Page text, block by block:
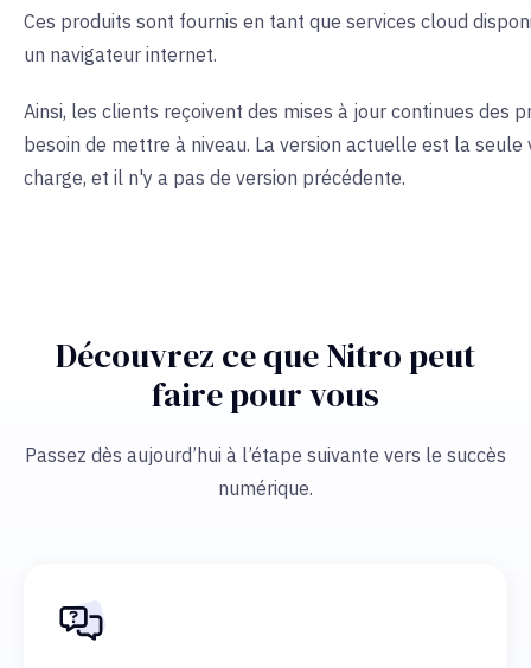
Ces produits sont fournis en tant que services cloud
un navigateur internet.
Ainsi, les clients reçoivent des mises à jour continues des
besoin de mettre à niveau. La version actuelle est la seule
charge, et il n'y a pas de version précédente.
Découvrez ce que Nitro peut
faire pour vous
Passez dès aujourd’hui à l’étape suivante vers le succès
numérique.